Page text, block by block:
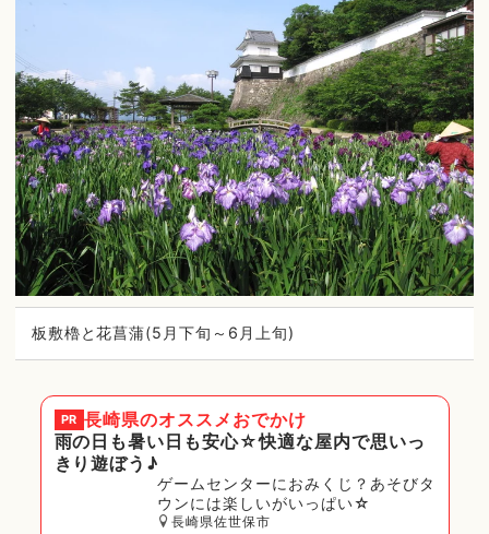
板敷櫓と花菖蒲(5月下旬～6月上旬)
PR 長崎県のオススメおでかけ
雨の日も暑い日も安心☆快適な屋内で思いっ
きり遊ぼう♪
ゲームセンターにおみくじ？あそびタ
ウンには楽しいがいっぱい☆
長崎県佐世保市